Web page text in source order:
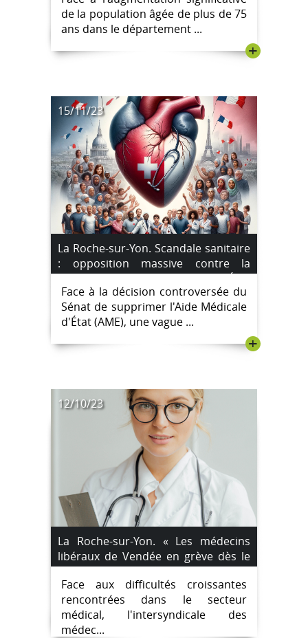
de la population âgée de plus de 75
ans dans le département ...
+
15/11/23
La Roche-sur-Yon. Scandale sanitaire
: opposition massive contre la
suppression de l’Aide Médicale d’État
Face à la décision controversée du
Sénat de supprimer l'Aide Médicale
d'État (AME), une vague ...
+
12/10/23
La Roche-sur-Yon. « Les médecins
libéraux de Vendée en grève dès le
vendredi 13 octobre »
Face aux difficultés croissantes
rencontrées dans le secteur
médical, l'intersyndicale des
médec...